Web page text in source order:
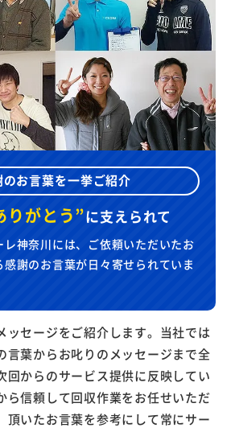
のお言葉を一挙ご紹介
りがとう”に支えられて
神奈川には、ご依頼いただいたお
謝のお言葉が日々寄せられていま
ッセージをご紹介します。当社では
言葉からお叱りのメッセージまで全
回からのサービス提供に反映してい
ら信頼して回収作業をお任せいただ
頂いたお言葉を参考にして常にサー